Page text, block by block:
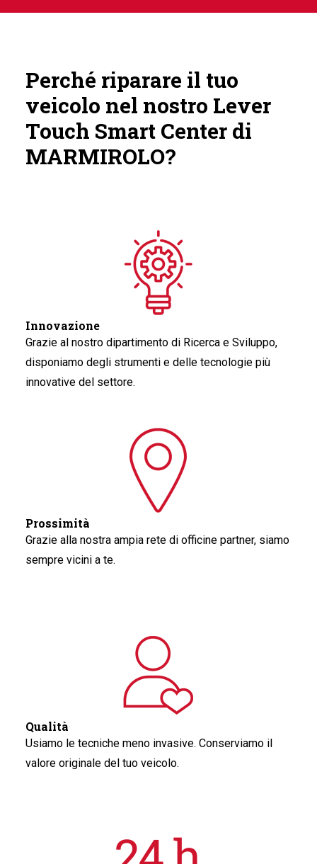
Perché riparare il tuo
veicolo nel nostro Lever
Touch Smart Center di
MARMIROLO?
Innovazione
Grazie al nostro dipartimento di Ricerca e Sviluppo,
disponiamo degli strumenti e delle tecnologie più
innovative del settore.
Prossimità
Grazie alla nostra ampia rete di officine partner, siamo
sempre vicini a te.
Qualità
Usiamo le tecniche meno invasive. Conserviamo il
valore originale del tuo veicolo.